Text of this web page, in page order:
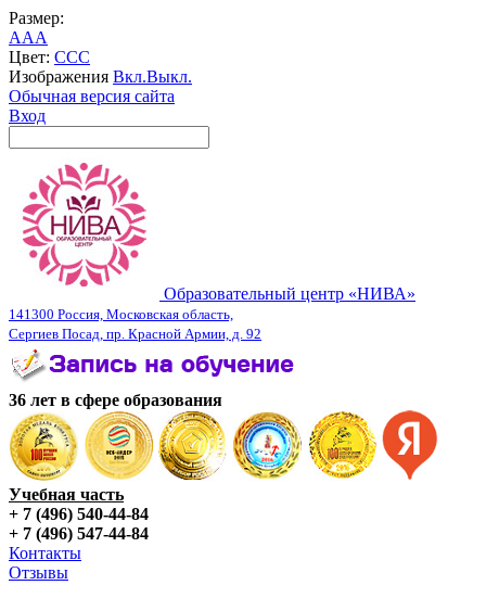
Размер:
AAA
Цвет: CCC
Изображения Вкл.Выкл.
Обычная версия сайта
Вход
Образовательный центр «НИВА»
141300 Россия, Московская область,
Сергиев Посад, пр. Красной Армии, д. 92
36 лет в сфере образования
Учебная часть
+ 7 (496) 540-44-84
+ 7 (496) 547-44-84
Контакты
Отзывы